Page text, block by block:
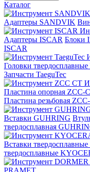
Каталог
Адаптеры SANDVIK
Адаптеры ISCAR Блоки
ISCAR
Головки твердосплавные
Запчасти TaeguTec
Пластина опорная ZCC-
Пластина резьбовая
Вставки GUHRING
твердосплавная
Вставки
твердосплавные